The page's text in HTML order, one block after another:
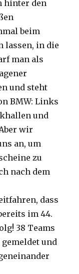
hinter den
beim
lassen, in die
man als
und steht
BMW: Links
und
wir
an, um
zu
nach dem
dass
im 44.
38 Teams
und